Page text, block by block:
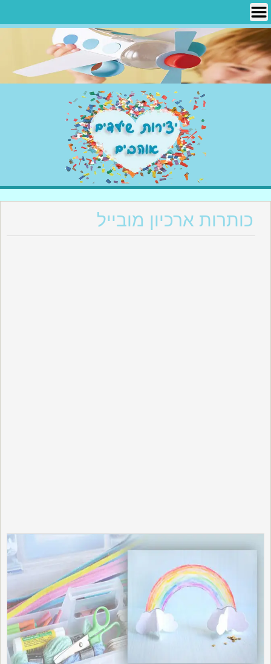
Skip
content
יצירות שילדים אוהבים
כותרות ארכיון מובייל